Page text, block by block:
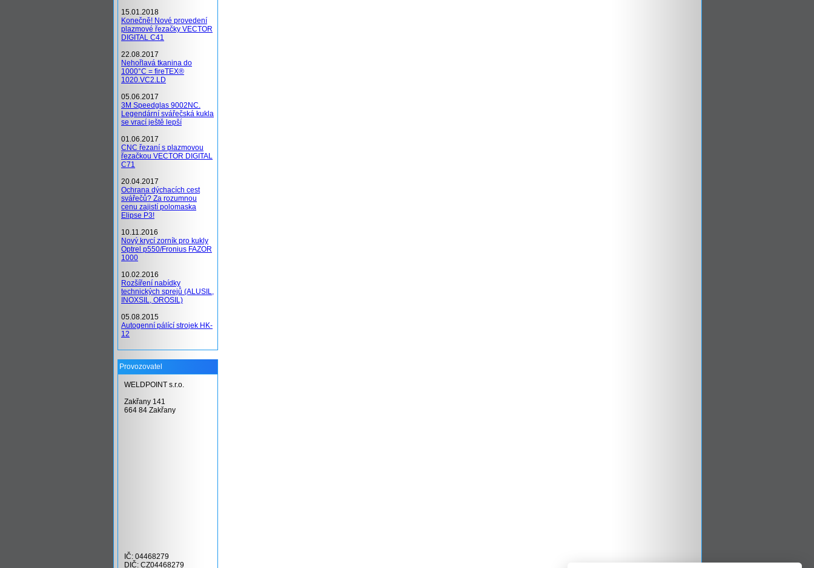
15.01.2018
Konečně! Nové provedení
plazmové řezačky VECTOR
DIGITAL C41
22.08.2017
Nehořlavá tkanina do
1000°C = fireTEX®
1020.VC2.LD
05.06.2017
3M Speedglas 9002NC.
Legendární svářečská kukla
se vrací ještě lepší
01.06.2017
CNC řezaní s plazmovou
řezačkou VECTOR DIGITAL
C71
20.04.2017
Ochrana dýchacích cest
svářečů? Za rozumnou
cenu zajistí polomaska
Elipse P3!
10.11.2016
Nový krycí zorník pro kukly
Optrel p550/Fronius FAZOR
1000
10.02.2016
Rozšíření nabídky
technických sprejů (ALUSIL,
INOXSIL, OROSIL)
05.08.2015
Autogenní pálící strojek HK-
12
Provozovatel
WELDPOINT s.r.o.
Zakřany 141
664 84 Zakřany
IČ: 04468279
DIČ: CZ04468279